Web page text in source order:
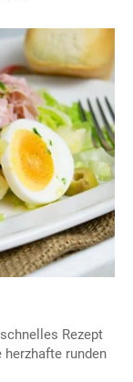
Rezept
herzhafte runden